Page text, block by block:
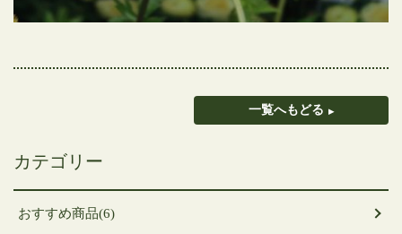
一覧へもどる
カテゴリー
おすすめ商品(6)